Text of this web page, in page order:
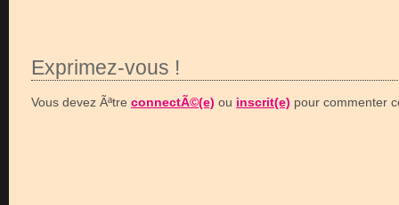
Exprimez-vous !
Vous devez Ãªtre connectÃ©(e) ou inscrit(e) pour commenter